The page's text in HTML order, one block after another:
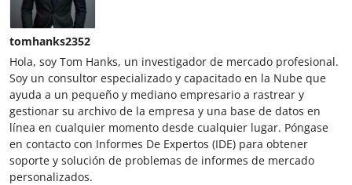
tomhanks2352
Hola, soy Tom Hanks, un investigador de mercado profesional.
Soy un consultor especializado y capacitado en la Nube que
ayuda a un pequeño y mediano empresario a rastrear y
gestionar su archivo de la empresa y una base de datos en
línea en cualquier momento desde cualquier lugar. Póngase
en contacto con Informes De Expertos (IDE) para obtener
soporte y solución de problemas de informes de mercado
personalizados.